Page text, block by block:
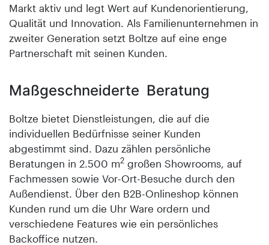
Markt aktiv und legt Wert auf Kundenorientierung,
Qualität und Innovation. Als Familienunternehmen in
zweiter Generation setzt Boltze auf eine enge
Partnerschaft mit seinen Kunden.
Maßgeschneiderte Beratung
Boltze bietet Dienstleistungen, die auf die
individuellen Bedürfnisse seiner Kunden
abgestimmt sind. Dazu zählen persönliche
Beratungen in 2.500 m2 großen Showrooms, auf
Fachmessen sowie Vor-Ort-Besuche durch den
Außendienst. Über den B2B-Onlineshop können
Kunden rund um die Uhr Ware ordern und
verschiedene Features wie ein persönliches
Backoffice nutzen.